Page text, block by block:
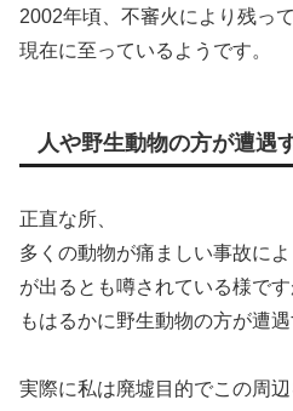
2002年頃、不審火により残っ
現在に至っているようです。
人や野生動物の方が遭遇
正直な所、
多くの動物が痛ましい事故に
が出るとも噂されている様で
もはるかに野生動物の方が遭
実際に私は廃墟目的でこの周